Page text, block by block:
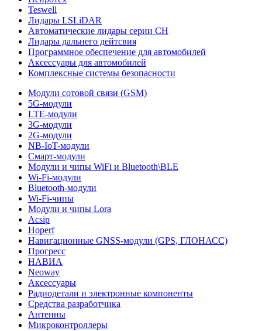
Teswell
Лидары LSLiDAR
Автоматические лидары серии CH
Лидары дальнего дейтсвия
Программное обеспечение для автомобилей
Аксессуары для автомобилей
Комплексные системы безопасности
Модули сотовой связи (GSM)
5G-модули
LTE-модули
3G-модули
2G-модули
NB-IoT-модули
Смарт-модули
Модули и чипы WiFi и Bluetooth\BLE
Wi-Fi-модули
Bluetooth-модули
Wi-Fi-чипы
Модули и чипы Lora
Acsip
Hoperf
Навигационные GNSS-модули (GPS, ГЛОНАСС)
Прогресс
НАВИА
Neoway
Аксессуары
Радиодетали и электронные компоненты
Средства разработчика
Антенны
Микроконтроллеры